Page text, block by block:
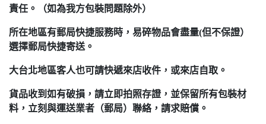
責任。（如為我方包裝問題除外）
所在地區有郵局快捷服務時，易碎物品會盡量(但不保證）
選擇郵局快捷寄送。
大台北地區客人也可請快遞來店收件，或來店自取。
貨品收到如有破損，請立即拍照存證，並保留所有包裝材
料，立刻與運送業者（郵局）聯絡，請求賠償。